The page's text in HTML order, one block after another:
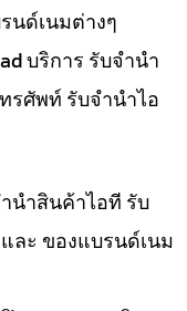
นด์เนมต่างๆ
บริการ รับจำนำ
รศัพท์ รับจำนำไอ
นำสินค้าไอที รับ
ละ ของแบรนด์เนม